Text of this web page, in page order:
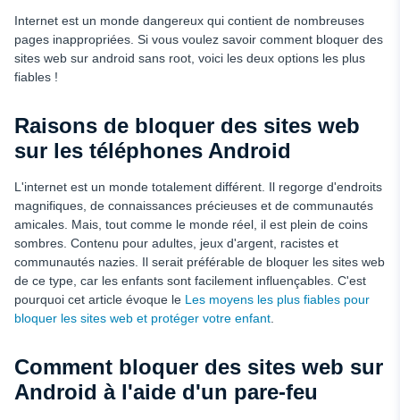
Internet est un monde dangereux qui contient de nombreuses
pages inappropriées. Si vous voulez savoir comment bloquer des
sites web sur android sans root, voici les deux options les plus
fiables !
Raisons de bloquer des sites web
sur les téléphones Android
L'internet est un monde totalement différent. Il regorge d'endroits
magnifiques, de connaissances précieuses et de communautés
amicales. Mais, tout comme le monde réel, il est plein de coins
sombres. Contenu pour adultes, jeux d'argent, racistes et
communautés nazies. Il serait préférable de bloquer les sites web
de ce type, car les enfants sont facilement influençables. C'est
pourquoi cet article évoque le Les moyens les plus fiables pour
bloquer les sites web et protéger votre enfant
Comment bloquer des sites web sur
Android à l'aide d'un pare-feu